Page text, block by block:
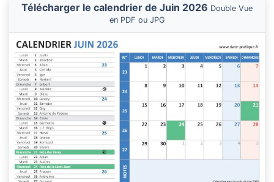
Télécharger le calendrier de Juin 2026 Double Vue
en PDF ou JPG